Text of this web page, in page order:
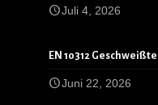
Juli 4, 2026
EN 10312
Juni 22, 2026